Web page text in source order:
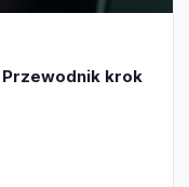
krok